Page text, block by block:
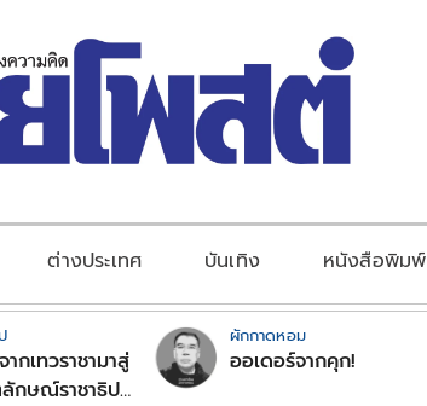
ต่างประเทศ บันเทิง หนังสือพิมพ์
กเทวราชามาสู่
กษณ์ราชาธิป
ผักกาดหอม
ออเดอร์จากคุก!